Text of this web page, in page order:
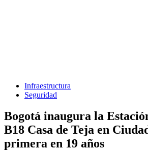
Infraestructura
Seguridad
Bogotá inaugura la
B18 Casa de Teja en
primera en 19 años